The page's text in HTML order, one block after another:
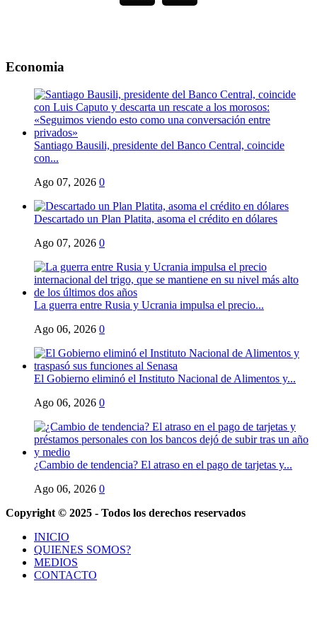
Economia
Santiago Bausili, presidente del Banco Central, coincide
con...
Ago 07, 2026 0
Descartado un Plan Platita, asoma el crédito en dólares
Ago 07, 2026 0
La guerra entre Rusia y Ucrania impulsa el precio...
Ago 06, 2026 0
El Gobierno eliminó el Instituto Nacional de Alimentos y...
Ago 06, 2026 0
¿Cambio de tendencia? El atraso en el pago de tarjetas y...
Ago 06, 2026 0
Copyright © 2025 - Todos los derechos reservados
INICIO
QUIENES SOMOS?
MEDIOS
CONTACTO